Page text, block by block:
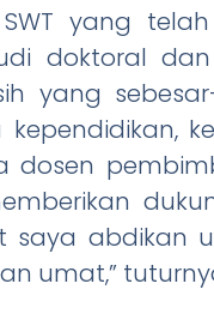
yang
doktoral dan
yang
dosen
abdikan
umat,”